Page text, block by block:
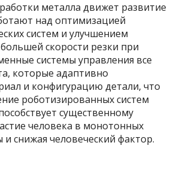
металла движет развитие
над оптимизацией
систем и улучшением
скорости резки при
системы управления все
которые адаптивно
и конфигурацию детали, что
роботизированных систем
существенному
человека в монотонных
снижая человеческий фактор.